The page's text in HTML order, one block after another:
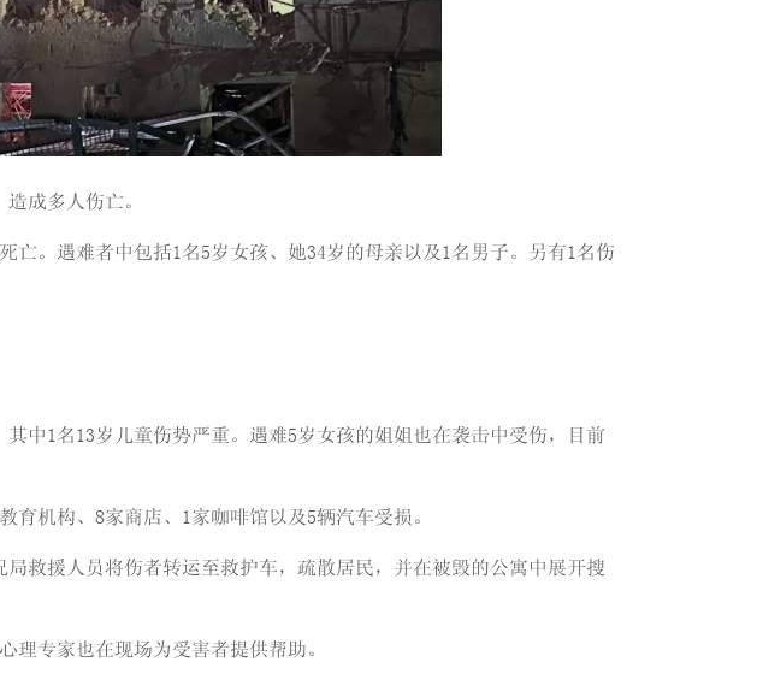
成多人伤亡。
。遇难者中包括1名5岁女孩、她34岁的母亲以及1名男子。另有1名伤
中1名13岁儿童伤势严重。遇难5岁女孩的姐姐也在袭击中受伤，目前
机构、8家商店、1家咖啡馆以及5辆汽车受损。
救援人员将伤者转运至救护车，疏散居民，并在被毁的公寓中展开搜
理专家也在现场为受害者提供帮助。